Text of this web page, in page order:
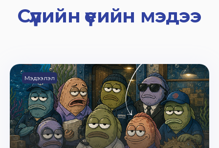
Сүүлийн үеийн мэдээ
Мэдээлэл